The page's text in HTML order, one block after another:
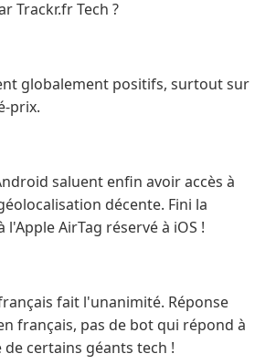
Trackr.fr Tech ?
globalement positifs, surtout sur
prix.
saluent enfin avoir accès à
décente. Fini la
AirTag réservé à iOS !
fait l'unanimité. Réponse
français, pas de bot qui répond à
de certains géants tech !